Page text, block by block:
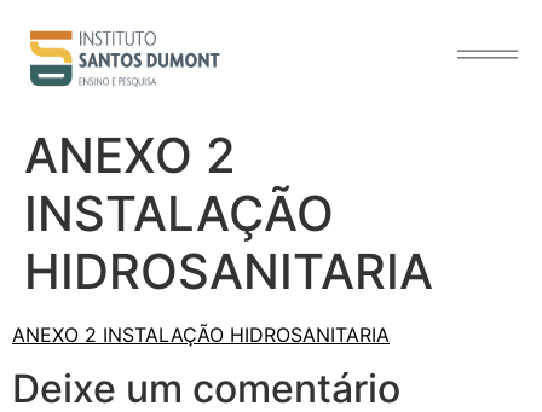
conteúdo
ANEXO 2
INSTALAÇÃO
HIDROSANITARIA
ANEXO 2 INSTALAÇÃO HIDROSANITARIA
Deixe um comentário